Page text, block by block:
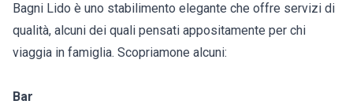
Bagni Lido è uno stabilimento elegante che offre servizi di
qualità, alcuni dei quali pensati appositamente per chi
viaggia in famiglia. Scopriamone alcuni:
Bar